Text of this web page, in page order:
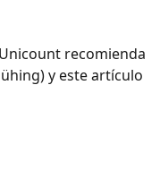
recomienda
y este artículo